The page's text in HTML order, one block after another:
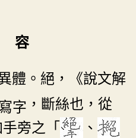
容
體。絕，《說文解
，斷絲也，從
旁之「
、